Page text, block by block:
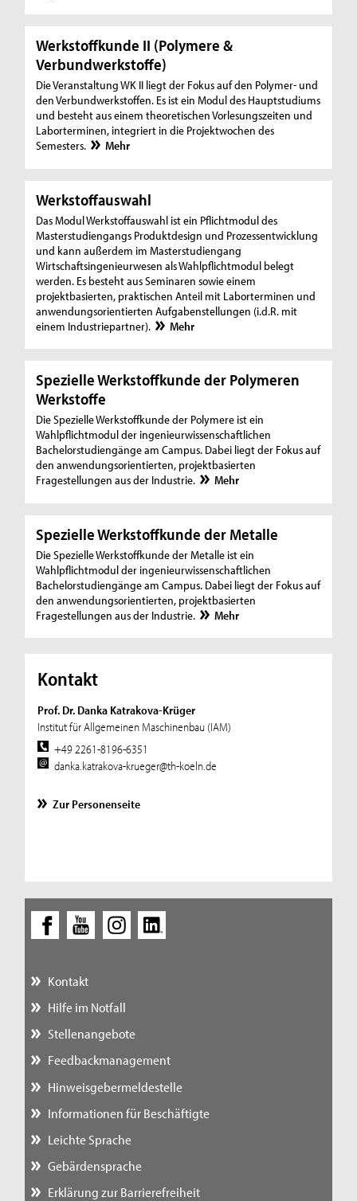
Werkstoffkunde II (Polymere &
Verbundwerkstoffe)
Die Veranstaltung WK II liegt der Fokus auf den Polymer- und
den Verbundwerkstoffen. Es ist ein Modul des Hauptstudiums
und besteht aus einem theoretischen Vorlesungszeiten und
Laborterminen, integriert in die Projektwochen des
Semesters.
Mehr
Werkstoffauswahl
Das Modul Werkstoffauswahl ist ein Pflichtmodul des
Masterstudiengangs Produktdesign und Prozessentwicklung
und kann außerdem im Masterstudiengang
Wirtschaftsingenieurwesen als Wahlpflichtmodul belegt
werden. Es besteht aus Seminaren sowie einem
projektbasierten, praktischen Anteil mit Laborterminen und
anwendungsorientierten Aufgabenstellungen (i.d.R. mit
einem Industriepartner).
Mehr
Spezielle Werkstoffkunde der Polymeren
Werkstoffe
Die Spezielle Werkstoffkunde der Polymere ist ein
Wahlpflichtmodul der ingenieurwissenschaftlichen
Bachelorstudiengänge am Campus. Dabei liegt der Fokus auf
den anwendungsorientierten, projektbasierten
Fragestellungen aus der Industrie.
Mehr
Spezielle Werkstoffkunde der Metalle
Die Spezielle Werkstoffkunde der Metalle ist ein
Wahlpflichtmodul der ingenieurwissenschaftlichen
Bachelorstudiengänge am Campus. Dabei liegt der Fokus auf
den anwendungsorientierten, projektbasierten
Fragestellungen aus der Industrie.
Mehr
Kontakt
Prof. Dr. Danka Katrakova-Krüger
Institut für Allgemeinen Maschinenbau (IAM)
+49 2261-8196-6351
danka.katrakova-krueger@th-koeln.de
Zur Personenseite
Kontakt
Hilfe im Notfall
Stellenangebote
Feedbackmanagement
Hinweisgebermeldestelle
Informationen für Beschäftigte
Leichte Sprache
Gebärdensprache
Erklärung zur Barrierefreiheit